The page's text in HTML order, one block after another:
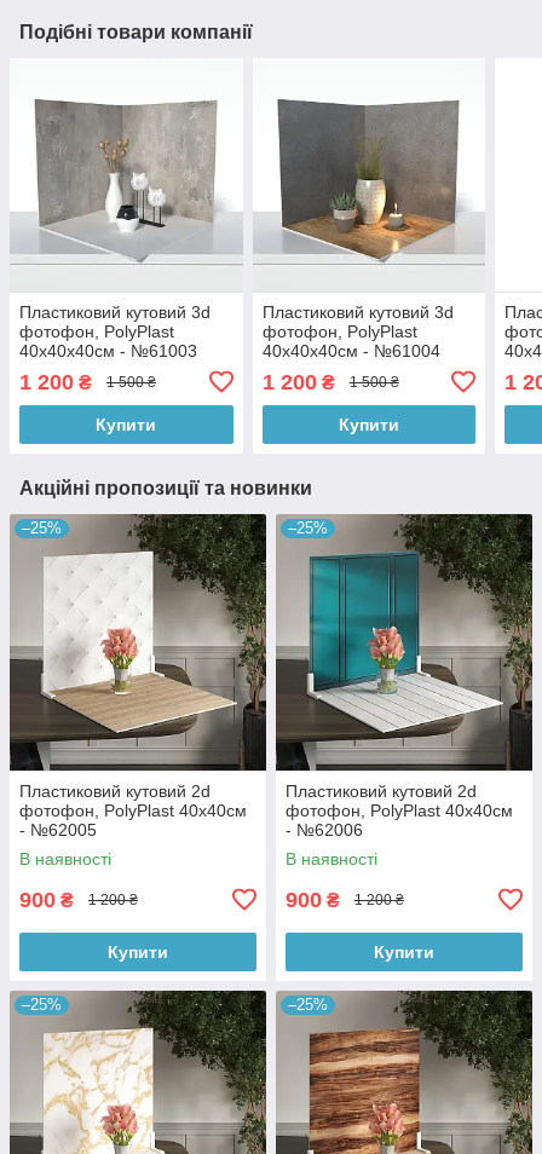
Подібні товари компанії
Пластиковий кутовий 3d
фотофон, PolyPlast
40x40x40см - №61003
1 200 ₴ 1 500 ₴
Купити
Пластиковий кутовий 3d
фотофон, PolyPlast
40x40x40см - №61004
1 200₴ 1 500 ₴
Купити
1
Акційні пропозиції та новинки
–25%
Пластиковий кутовий 2d
фотофон, PolyPlast 40x40см
- №62005
В наявності
900 ₴ 1 200 ₴
Купити
–25%
Пластиковий кутовий 2d
фотофон, PolyPlast 40x40см
- №62006
В наявності
900 ₴ 1 200 ₴
Купити
–25% –25%